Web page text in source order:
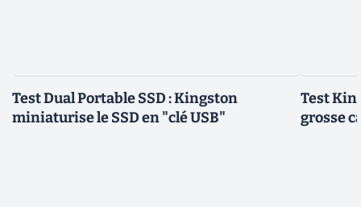
Test Dual Portable SSD : Kingston
miniaturise le SSD en "clé USB"
Test
grosse